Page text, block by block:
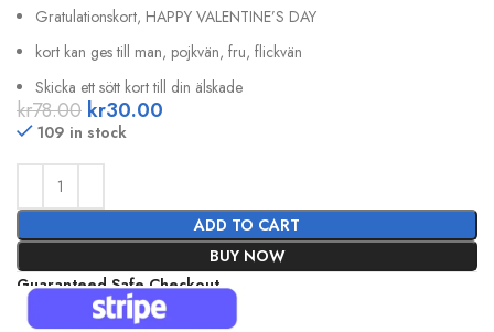
Gratulationskort, HAPPY VALENTINE’S DAY
kort kan ges till man, pojkvän, fru, flickvän
Skicka ett sött kort till din älskade
kr78.00 kr30.00
109 in stock
ADD TO CART
BUY NOW
Guaranteed Safe Checkout